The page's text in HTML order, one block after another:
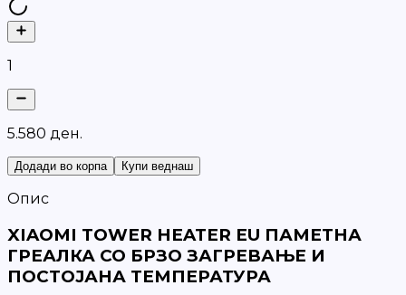
1
5.580 ден.
Додади во корпа Купи веднаш
Опис
XIAOMI TOWER HEATER EU ПАМЕТНА
ГРЕАЛКА СО БРЗО ЗАГРЕВАЊЕ И
ПОСТОЈАНА ТЕМПЕРАТУРА